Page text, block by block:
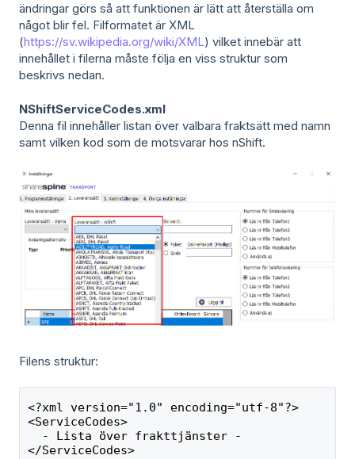
ändringar görs så att funktionen är lätt att återställa om
något blir fel. Filformatet är XML
(https://sv.wikipedia.org/wiki/XML) vilket innebär att
innehållet i filerna måste följa en viss struktur som
beskrivs nedan.
NShiftServiceCodes.xml
Denna fil innehåller listan över valbara fraktsätt med namn
samt vilken kod som de motsvarar hos nShift.
Filens struktur:
<?xml version="1.0" encoding="utf-8"?>
<ServiceCodes>
- Lista över frakttjänster -
</ServiceCodes>